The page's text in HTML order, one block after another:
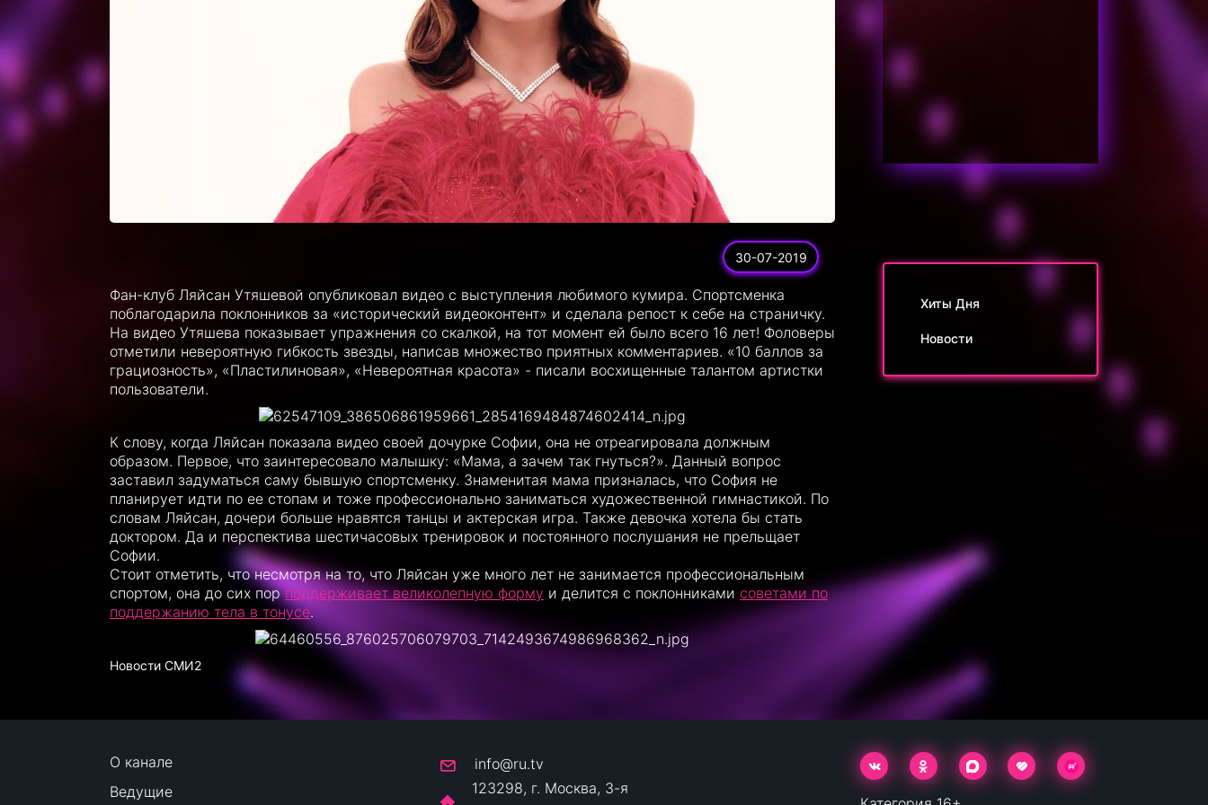
30-07-2019
Фан-клуб Ляйсан Утяшевой опубликовал видео с выступления любимого кумира. Спортсменка
поблагодарила поклонников за «исторический видеоконтент» и сделала репост к себе на страничку.
На видео Утяшева показывает упражнения со скалкой, на тот момент ей было всего 16 лет! Фоловеры
отметили невероятную гибкость звезды, написав множество приятных комментариев. «10 баллов за
грациозность», «Пластилиновая», «Невероятная красота» - писали восхищенные талантом артистки
пользователи.
К слову, когда Ляйсан показала видео своей дочурке Софии, она не отреагировала должным
образом. Первое, что заинтересовало малышку: «Мама, а зачем так гнуться?». Данный вопрос
заставил задуматься саму бывшую спортсменку. Знаменитая мама призналась, что София не
планирует идти по ее стопам и тоже профессионально заниматься художественной гимнастикой. По
словам Ляйсан, дочери больше нравятся танцы и актерская игра. Также девочка хотела бы стать
доктором. Да и перспектива шестичасовых тренировок и постоянного послушания не прельщает
Софии.
Стоит отметить, что несмотря на то, что Ляйсан уже много лет не занимается профессиональным
спортом, она до сих порподдерживает великолепную форму и делится с поклонниками советами по
поддержанию тела в тонусе.
Новости СМИ2
Хиты Дня
Новости
О канале
Ведущие
info@ru.tv
123298, г. Москва, 3-я